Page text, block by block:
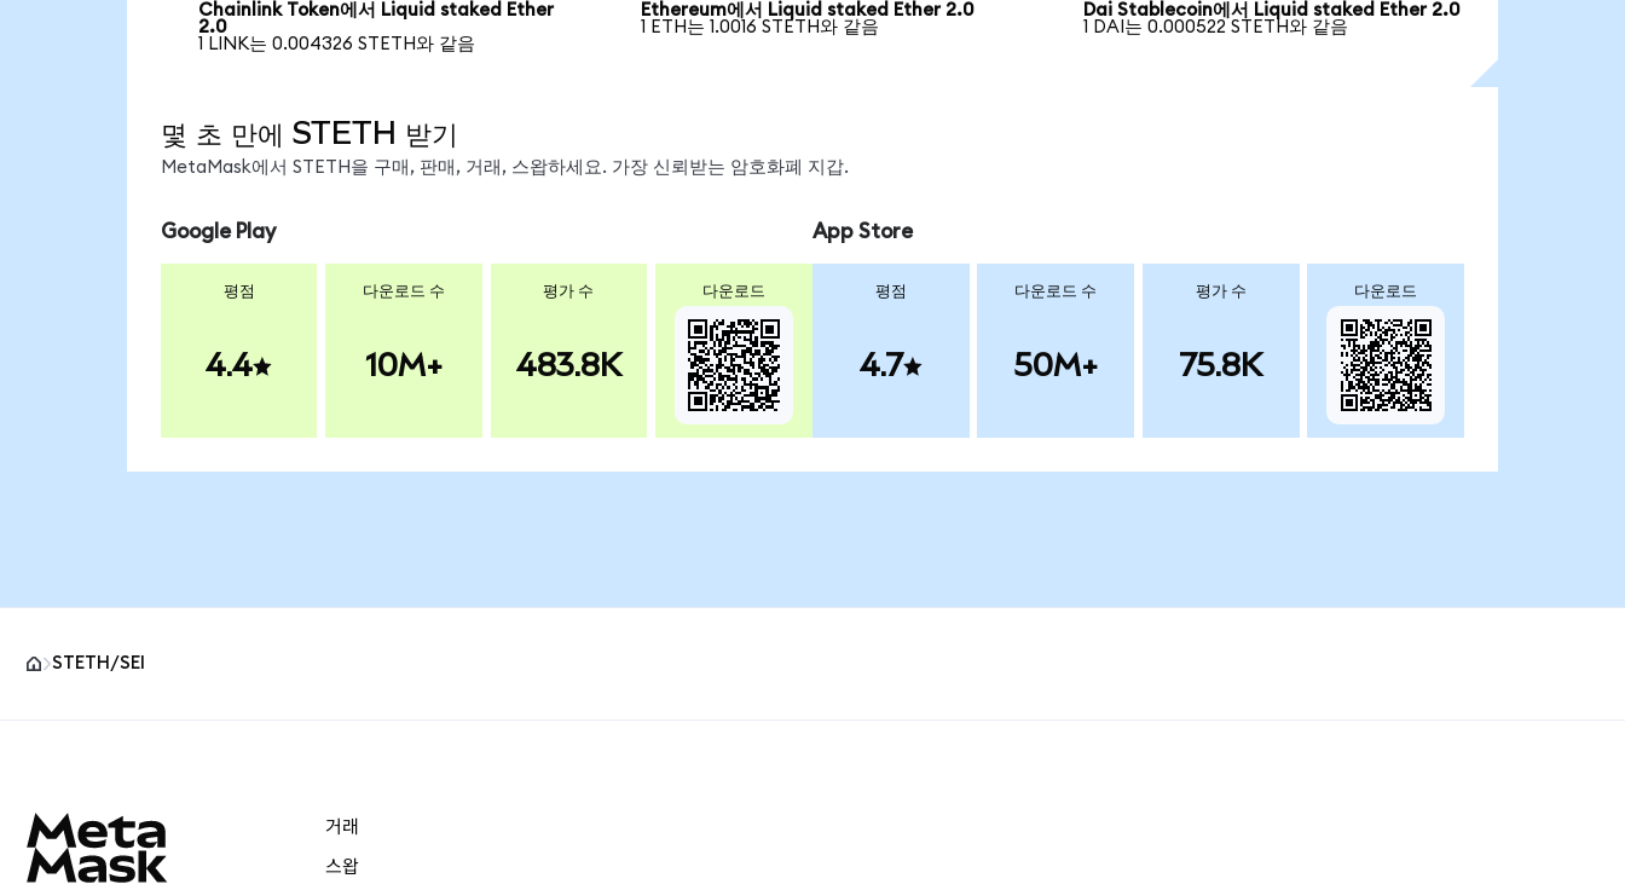
Chainlink Token에서 Liquid staked Ether
2.0
1 LINK는 0.004326 STETH와 같음
Ethereum에서 Liquid staked Ether 2.0
1 ETH는 1.0016 STETH와 같음
Dai Stablecoin에서 Liquid staked Ether 2.0
1 DAI는 0.000522 STETH와 같음
몇 초 만에 STETH 받기
MetaMask에서 STETH을 구매, 판매, 거래, 스왑하세요. 가장 신뢰받는 암호화폐 지갑.
Google Play
평점
4.4
다운로드 수
10M+
평가 수
483.8K
다운로드
App Store
평점
4.7
다운로드 수
50M+
평가 수
75.8K
다운로드
STETH/SEI
거래
스왑